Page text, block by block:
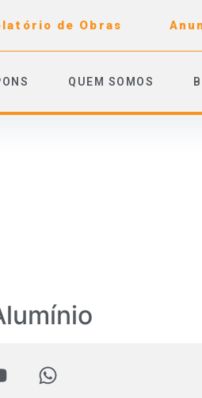
de Obras
QUEM SOMOS